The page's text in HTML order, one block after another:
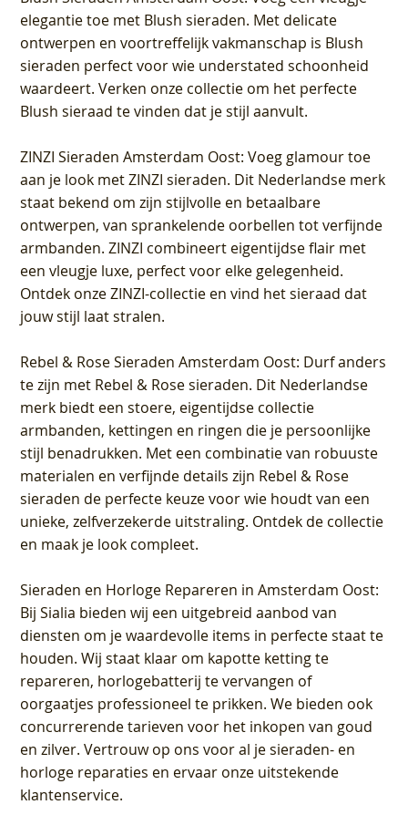
elegantie toe met Blush sieraden. Met delicate
ontwerpen en voortreffelijk vakmanschap is Blush
sieraden perfect voor wie understated schoonheid
waardeert. Verken onze collectie om het perfecte
Blush sieraad te vinden dat je stijl aanvult.
ZINZI Sieraden Amsterdam Oost: Voeg glamour toe
aan je look met ZINZI sieraden. Dit Nederlandse merk
staat bekend om zijn stijlvolle en betaalbare
ontwerpen, van sprankelende oorbellen tot verfijnde
armbanden. ZINZI combineert eigentijdse flair met
een vleugje luxe, perfect voor elke gelegenheid.
Ontdek onze ZINZI-collectie en vind het sieraad dat
jouw stijl laat stralen.
Rebel & Rose Sieraden Amsterdam Oost: Durf anders
te zijn met Rebel & Rose sieraden. Dit Nederlandse
merk biedt een stoere, eigentijdse collectie
armbanden, kettingen en ringen die je persoonlijke
stijl benadrukken. Met een combinatie van robuuste
materialen en verfijnde details zijn Rebel & Rose
sieraden de perfecte keuze voor wie houdt van een
unieke, zelfverzekerde uitstraling. Ontdek de collectie
en maak je look compleet.
Sieraden en Horloge Repareren in Amsterdam Oost:
Bij Sialia bieden wij een uitgebreid aanbod van
diensten om je waardevolle items in perfecte staat te
houden. Wij staat klaar om kapotte ketting te
repareren, horlogebatterij te vervangen of
oorgaatjes professioneel te prikken. We bieden ook
concurrerende tarieven voor het inkopen van goud
en zilver. Vertrouw op ons voor al je sieraden- en
horloge reparaties en ervaar onze uitstekende
klantenservice.